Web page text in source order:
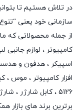
در تلاش هستیم تا
سازمانی خود یعنی
از جمله محصولاتی که
کامپیوتر ، لوازم جانبی
اسپیکر ، هدفون و
افزار کامپیوتر ، موس ،
5126 ،
کابل شارژر ،
برترین برند های بازار